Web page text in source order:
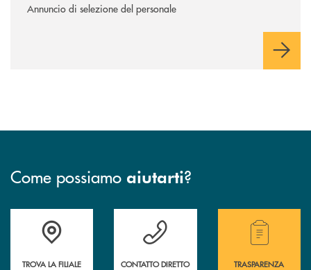
Annuncio di selezione del personale
Come possiamo aiutarti?
Accedi all' elenco completo delle filiali .
TROVA LA FILIALE
Hai bisogno di assistenza immediata?
CONTATTO DIRETTO
Hai bisogno di
TRASPARENZA